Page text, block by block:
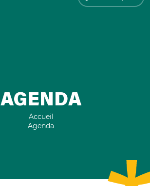
AGENDA
Accueil
Agenda